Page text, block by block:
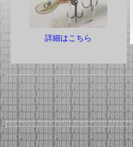
詳細はこちら